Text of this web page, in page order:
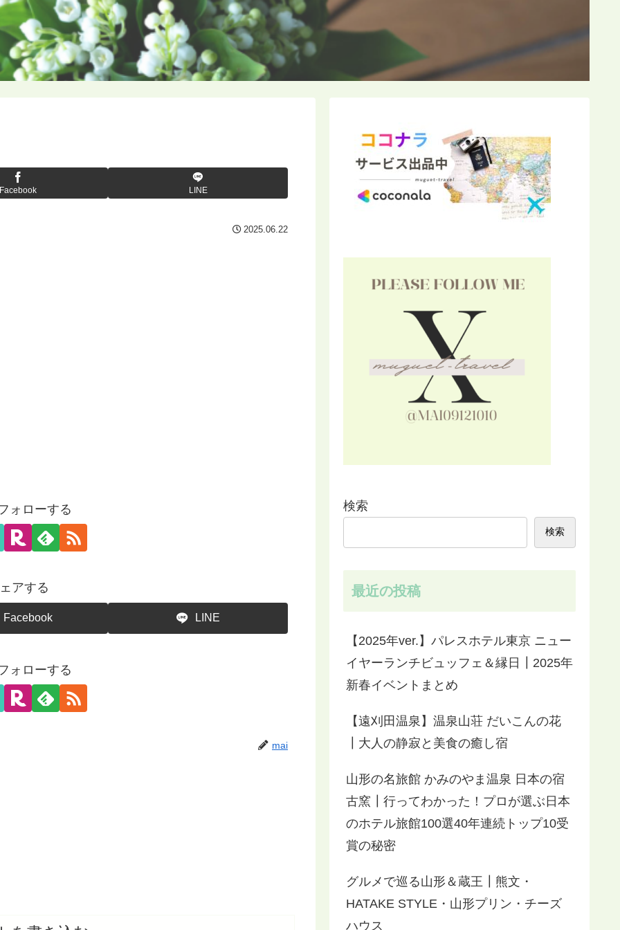
Facebook LINE
2025.06.22
ォローする
アする
Facebook LINE
ォローする
mai
検索
検索
最近の投稿
【2025年ver.】パレスホテル東京 ニュー
イヤーランチビュッフェ＆縁日┃2025年
新春イベントまとめ
【遠刈田温泉】温泉山荘 だいこんの花
┃大人の静寂と美食の癒し宿
山形の名旅館 かみのやま温泉 日本の宿
古窯┃行ってわかった！プロが選ぶ日本
のホテル旅館100選40年連続トップ10受
賞の秘密
グルメで巡る山形＆蔵王┃熊文・
HATAKE STYLE・山形プリン・チーズ
ハウス